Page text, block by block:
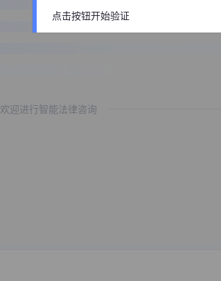
欢迎进行智能法律咨询
点击按钮开始验证